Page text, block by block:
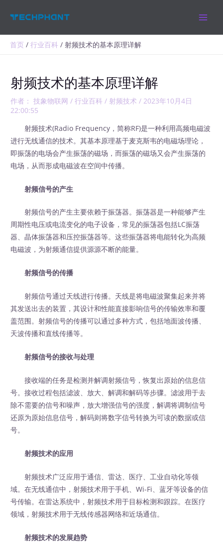
首页 行业百科 射频技术的基本原理详解
射频技术的基本原理详解
作者： 技象物联网/行业百科 / 射频技术 /2023年10月4日
22:00:55
射频技术(Radio Frequency，简称RF)是一种利用高频电磁波
进行无线通信的技术。其基本原理基于麦克斯韦的电磁场理论，
即振荡的电场会产生振荡的磁场，而振荡的磁场又会产生振荡的
电场，从而形成电磁波在空间中传播。
射频信号的产生
射频信号的产生主要依赖于振荡器。振荡器是一种能够产生
周期性电压或电流变化的电子设备，常见的振荡器包括LC振荡
器、晶体振荡器和压控振荡器等。这些振荡器将电能转化为高频
电磁波，为射频通信提供源源不断的能量。
射频信号的传播
射频信号通过天线进行传播。天线是将电磁波聚集起来并将
其发送出去的装置，其设计和性能直接影响信号的传输效率和覆
盖范围。射频信号的传播可以通过多种方式，包括地面波传播、
天波传播和直线传播等。
射频信号的接收与处理
接收端的任务是检测并解调射频信号，恢复出原始的信息信
号。接收过程包括滤波、放大、解调和解码等步骤。滤波用于去
除不需要的信号和噪声，放大增强信号的强度，解调将调制信号
还原为原始信息信号，解码则将数字信号转换为可读的数据或信
号。
射频技术的应用
射频技术广泛应用于通信、雷达、医疗、工业自动化等领
域。在无线通信中，射频技术用于手机、Wi-Fi、蓝牙等设备的信
号传输。在雷达系统中，射频技术用于目标检测和跟踪。在医疗
领域，射频技术用于无线传感器网络和近场通信。
射频技术的发展趋势